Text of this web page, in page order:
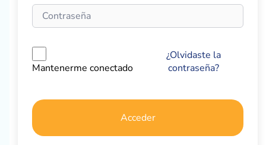
Mantenerme conectado
¿Olvidaste la
contraseña?
Acceder